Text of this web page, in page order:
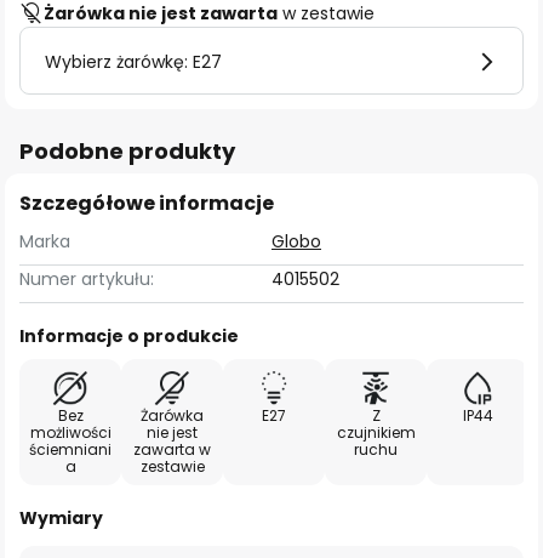
Żarówka nie jest zawarta w zestawie
Wybierz żarówkę: E27
Podobne produkty
Szczegółowe informacje
Marka
Globo
Numer artykułu:
4015502
Informacje o produkcie
Bez
możliwości
ściemniani
a
Żarówka
nie jest
zawarta w
zestawie
E27
Z
czujnikiem
ruchu
IP44
Wymiary